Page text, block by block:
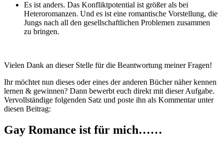
Es ist anders. Das Konfliktpotential ist größer als bei
Heteroromanzen. Und es ist eine romantische Vorstellung, die
Jungs nach all den gesellschaftlichen Problemen zusammen
zu bringen.
Vielen Dank an dieser Stelle für die Beantwortung meiner Fragen!
Ihr möchtet nun dieses oder eines der anderen Bücher näher kennen
lernen & gewinnen? Dann bewerbt euch direkt mit dieser Aufgabe.
Vervollständige folgenden Satz und poste ihn als Kommentar unter
diesen Beitrag:
Gay Romance ist für mich……